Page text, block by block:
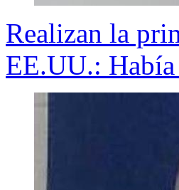
Realizan la
EE.UU.: